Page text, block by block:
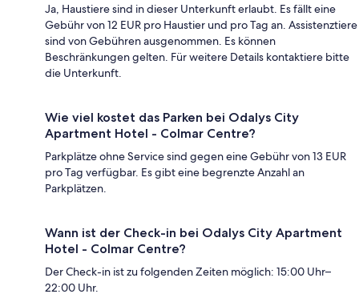
Ja, Haustiere sind in dieser Unterkunft erlaubt. Es fällt eine
Gebühr von 12 EUR pro Haustier und pro Tag an. Assistenztiere
sind von Gebühren ausgenommen. Es können
Beschränkungen gelten. Für weitere Details kontaktiere bitte
die Unterkunft.
Wie viel kostet das Parken bei Odalys City
Apartment Hotel - Colmar Centre?
Parkplätze ohne Service sind gegen eine Gebühr von 13 EUR
pro Tag verfügbar. Es gibt eine begrenzte Anzahl an
Parkplätzen.
Wann ist der Check-in bei Odalys City Apartment
Hotel - Colmar Centre?
Der Check-in ist zu folgenden Zeiten möglich: 15:00 Uhr–
22:00 Uhr.